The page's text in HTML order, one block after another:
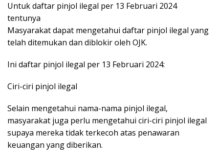
Untuk daftar pinjol ilegal per 13 Februari 2024
tentunya
Masyarakat dapat mengetahui daftar pinjol ilegal yang
telah ditemukan dan diblokir oleh OJK.
Ini daftar pinjol ilegal per 13 Februari 2024:
Ciri-ciri pinjol ilegal
Selain mengetahui nama-nama pinjol ilegal,
masyarakat juga perlu mengetahui ciri-ciri pinjol ilegal
supaya mereka tidak terkecoh atas penawaran
keuangan yang diberikan.